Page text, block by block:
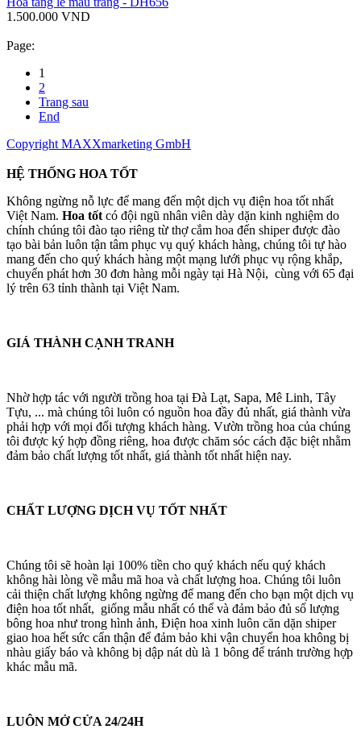
1.500.000 VND
Page:
1
2
Trang sau
End
Copyright MAXXmarketing GmbH
HỆ THỐNG HOA TỐT
Không ngừng nỗ lực để mang đến một dịch vụ điện hoa tốt nhất
Việt Nam. Hoa tốt có đội ngũ nhân viên dày dặn kinh nghiệm do
chính chúng tôi đào tạo riêng từ thợ cắm hoa đến shiper được đào
tạo bài bản luôn tận tâm phục vụ quý khách hàng, chúng tôi tự hào
mang đến cho quý khách hàng một mạng lưới phục vụ rộng khắp,
chuyển phát hơn 30 đơn hàng mỗi ngày tại Hà Nội, cùng với 65 đại
lý trên 63 tỉnh thành tại Việt Nam.
GIÁ THÀNH CẠNH TRANH
Nhờ hợp tác với người trồng hoa tại Đà Lạt, Sapa, Mê Linh, Tây
Tựu, ... mà chúng tôi luôn có nguồn hoa đầy đủ nhất, giá thành vừa
phải hợp với mọi đối tượng khách hàng. Vườn trồng hoa của chúng
tôi được ký hợp đồng riêng, hoa được chăm sóc cách đặc biệt nhằm
đảm bảo chất lượng tốt nhất, giá thành tốt nhất hiện nay.
CHẤT LƯỢNG DỊCH VỤ TỐT NHẤT
Chúng tôi sẽ hoàn lại 100% tiền cho quý khách nếu quý khách
không hài lòng về mẫu mã hoa và chất lượng hoa. Chúng tôi luôn
cải thiện chất lượng không ngừng để mang đến cho bạn một dịch vụ
điện hoa tốt nhất, giống mẫu nhất có thể và đảm bảo đủ số lượng
bông hoa như trong hình ảnh, Điện hoa xinh luôn căn dặn shiper
giao hoa hết sức cẩn thận để đảm bảo khi vận chuyển hoa không bị
nhàu giấy báo và không bị dập nát dù là 1 bông để tránh trường hợp
khác mẫu mã.
LUÔN MỞ CỬA 24/24H